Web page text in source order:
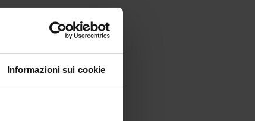
Informazioni sui cookie